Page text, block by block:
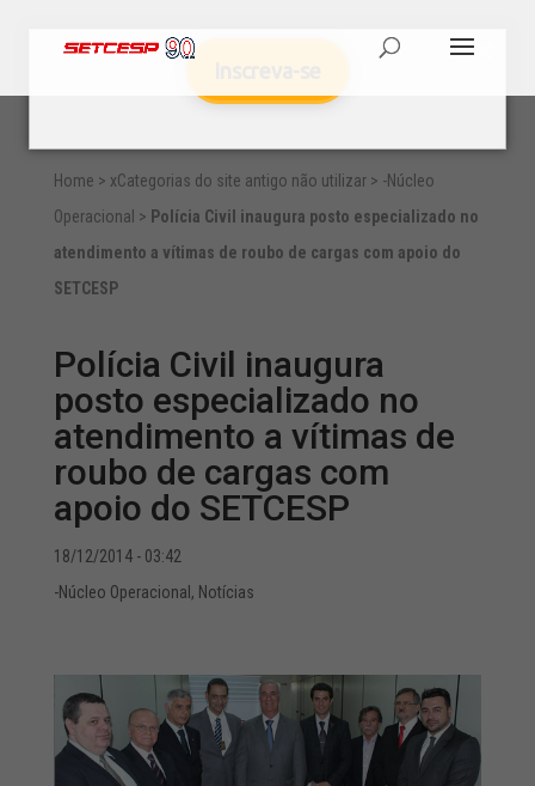
Home > xCategorias do site antigo não utilizar> -Núcleo
Operacional > Polícia Civil inaugura posto especializado no
atendimento a vítimas de roubo de cargas com apoio do
SETCESP
Polícia Civil inaugura
posto especializado no
atendimento a vítimas de
roubo de cargas com
apoio do SETCESP
18/12/2014 - 03:42
-Núcleo Operacional , Notícias